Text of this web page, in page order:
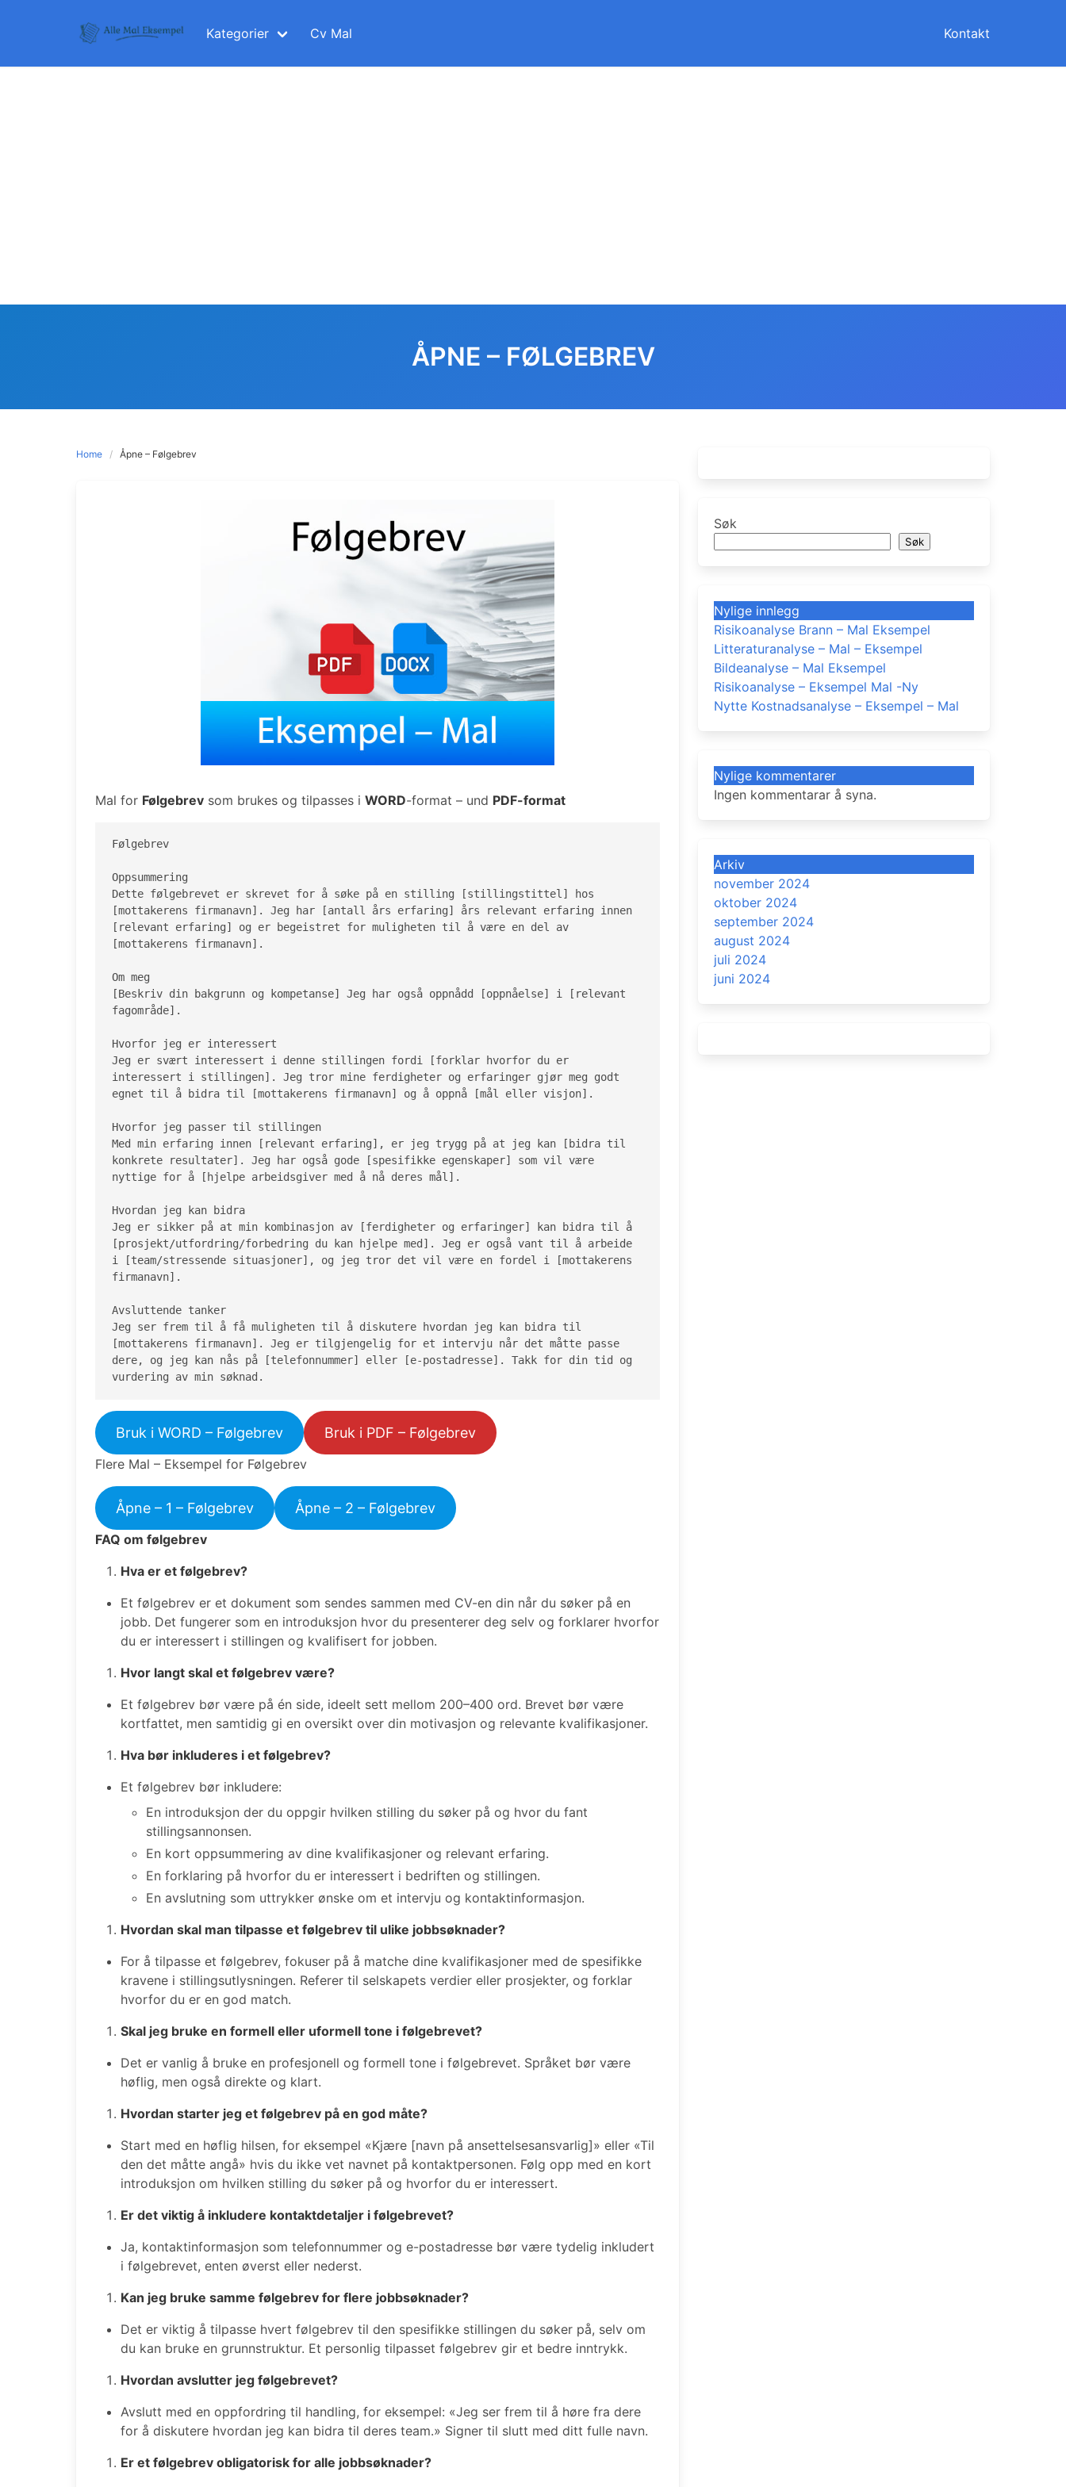
Kategorier Cv Mal Kontakt
ÅPNE – FØLGEBREV
Home Åpne – Følgebrev
Mal for Følgebrev som brukes og tilpasses i WORD-format – und PDF-format
Følgebrev
Oppsummering
Dette følgebrevet er skrevet for å søke på en stilling [stillingstittel] hos
[mottakerens firmanavn]. Jeg har [antall års erfaring] års relevant erfaring innen
[relevant erfaring] og er begeistret for muligheten til å være en del av
[mottakerens firmanavn].
Om meg
[Beskriv din bakgrunn og kompetanse] Jeg har også oppnådd [oppnåelse] i [relevant
fagområde].
Hvorfor jeg er interessert
Jeg er svært interessert i denne stillingen fordi [forklar hvorfor du er
interessert i stillingen]. Jeg tror mine ferdigheter og erfaringer gjør meg godt
egnet til å bidra til [mottakerens firmanavn] og å oppnå [mål eller visjon].
Hvorfor jeg passer til stillingen
Med min erfaring innen [relevant erfaring], er jeg trygg på at jeg kan [bidra til
konkrete resultater]. Jeg har også gode [spesifikke egenskaper] som vil være
nyttige for å [hjelpe arbeidsgiver med å nå deres mål].
Hvordan jeg kan bidra
Jeg er sikker på at min kombinasjon av [ferdigheter og erfaringer] kan bidra til å
[prosjekt/utfordring/forbedring du kan hjelpe med]. Jeg er også vant til å arbeide
i [team/stressende situasjoner], og jeg tror det vil være en fordel i [mottakerens
firmanavn].
Avsluttende tanker
Jeg ser frem til å få muligheten til å diskutere hvordan jeg kan bidra til
[mottakerens firmanavn]. Jeg er tilgjengelig for et intervju når det måtte passe
dere, og jeg kan nås på [telefonnummer] eller [e-postadresse]. Takk for din tid og
vurdering av min søknad.
Bruk i WORD – Følgebrev Bruk i PDF – Følgebrev
Flere Mal – Eksempel for Følgebrev
Åpne – 1 – Følgebrev Åpne – 2 – Følgebrev
FAQ om følgebrev
Hva er et følgebrev?
Et følgebrev er et dokument som sendes sammen med CV-en din når du søker på en
jobb. Det fungerer som en introduksjon hvor du presenterer deg selv og forklarer hvorfor
du er interessert i stillingen og kvalifisert for jobben.
Hvor langt skal et følgebrev være?
Et følgebrev bør være på én side, ideelt sett mellom 200–400 ord. Brevet bør være
kortfattet, men samtidig gi en oversikt over din motivasjon og relevante kvalifikasjoner.
Hva bør inkluderes i et følgebrev?
Et følgebrev bør inkludere:
En introduksjon der du oppgir hvilken stilling du søker på og hvor du fant
stillingsannonsen.
En kort oppsummering av dine kvalifikasjoner og relevant erfaring.
En forklaring på hvorfor du er interessert i bedriften og stillingen.
En avslutning som uttrykker ønske om et intervju og kontaktinformasjon.
Hvordan skal man tilpasse et følgebrev til ulike jobbsøknader?
For å tilpasse et følgebrev, fokuser på å matche dine kvalifikasjoner med de spesifikke
kravene i stillingsutlysningen. Referer til selskapets verdier eller prosjekter, og forklar
hvorfor du er en god match.
Skal jeg bruke en formell eller uformell tone i følgebrevet?
Det er vanlig å bruke en profesjonell og formell tone i følgebrevet. Språket bør være
høflig, men også direkte og klart.
Hvordan starter jeg et følgebrev på en god måte?
Start med en høflig hilsen, for eksempel «Kjære [navn på ansettelsesansvarlig]» eller «Til
den det måtte angå» hvis du ikke vet navnet på kontaktpersonen. Følg opp med en kort
introduksjon om hvilken stilling du søker på og hvorfor du er interessert.
Er det viktig å inkludere kontaktdetaljer i følgebrevet?
Ja, kontaktinformasjon som telefonnummer og e-postadresse bør være tydelig inkludert
i følgebrevet, enten øverst eller nederst.
Kan jeg bruke samme følgebrev for flere jobbsøknader?
Det er viktig å tilpasse hvert følgebrev til den spesifikke stillingen du søker på, selv om
du kan bruke en grunnstruktur. Et personlig tilpasset følgebrev gir et bedre inntrykk.
Hvordan avslutter jeg følgebrevet?
Avslutt med en oppfordring til handling, for eksempel: «Jeg ser frem til å høre fra dere
for å diskutere hvordan jeg kan bidra til deres team.» Signer til slutt med ditt fulle navn.
Er et følgebrev obligatorisk for alle jobbsøknader?
Søk
Søk
Nylige innlegg
Risikoanalyse Brann – Mal Eksempel
Litteraturanalyse – Mal – Eksempel
Bildeanalyse – Mal Eksempel
Risikoanalyse – Eksempel Mal -Ny
Nytte Kostnadsanalyse – Eksempel – Mal
Nylige kommentarer
Ingen kommentarar å syna.
Arkiv
november 2024
oktober 2024
september 2024
august 2024
juli 2024
juni 2024